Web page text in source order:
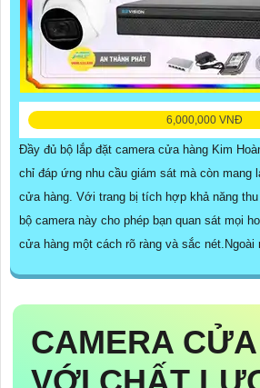
6,000,000 VNĐ
Đầy đủ bộ lắp đặt camera cửa hàng Kim
chỉ đáp ứng nhu cầu giám sát mà còn mang
cửa hàng. Với trang bị tích hợp khả năng
bộ camera này cho phép bạn quan sát mọi
cửa hàng một cách rõ ràng và sắc nét.Ngoài
CAMERA